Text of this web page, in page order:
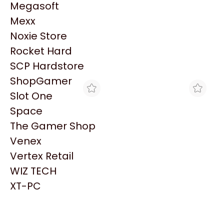
NZXT
PNY
Palit
Philips
PowerColor
Razer
Redragon
Samsung
Sandisk
Sapphire
Seagate
Sentey
Solarmax
Megasoft
Mexx
Noxie Store
Rocket Hard
SCP Hardstore
ShopGamer
Slot One
Space
The Gamer Shop
Venex
Vertex Retail
WIZ TECH
XT-PC
Productos
Similares
Explorá más productos similares
HYDRAXTREME
MOUSE XTRIKE ME GM-
205 GAMER
RETROILUMINADO
$8.800